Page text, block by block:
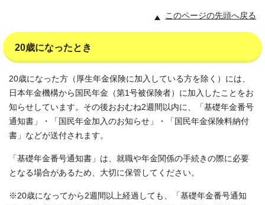
このページの先頭へ戻る
20歳になったとき
20歳になった方（厚生年金保険に加入している方を除く）には、
日本年金機構から国民年金（第1号被保険者）に加入したことをお
知らせしています。その後おおむね2週間以内に、「基礎年金番号
通知書」・「国民年金加入のお知らせ」・「国民年金保険料納付
書」などが送付されます。
「基礎年金番号通知書」は、就職や年金関係の手続きの際に必要
となる場合があるため、大切に保管してください。
※20歳になってから2週間以上経過しても、「基礎年金番号通知